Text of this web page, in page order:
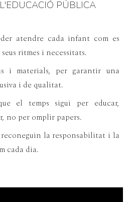
PÚBLICA
atendre cada infant com es
ritmes i necessitats.
i materials, per garantir una
i de qualitat.
el temps sigui per educar,
no per omplir papers.
la responsabilitat i la
cada dia.